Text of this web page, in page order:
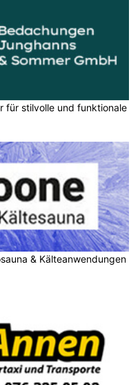
für stilvolle und funktionale
& Kälteanwendungen